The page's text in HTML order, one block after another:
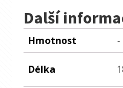
Další
Hmotnost -
Délka